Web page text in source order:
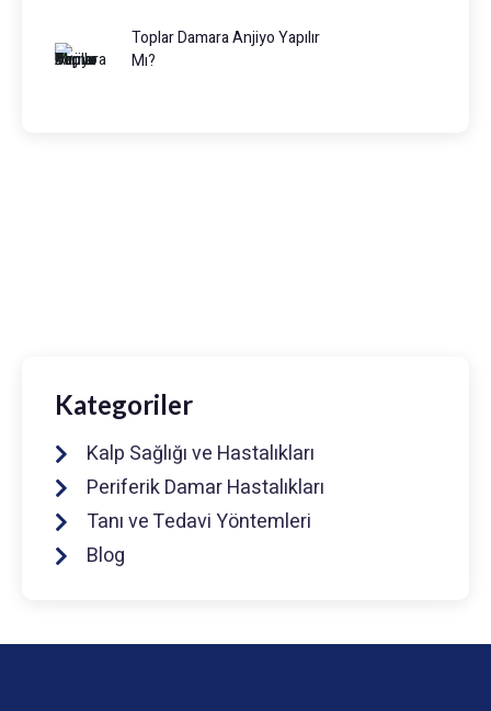
Toplar Damara Anjiyo Yapılır
Mı?
Kategoriler
Kalp Sağlığı ve Hastalıkları
Periferik Damar Hastalıkları
Tanı ve Tedavi Yöntemleri
Blog